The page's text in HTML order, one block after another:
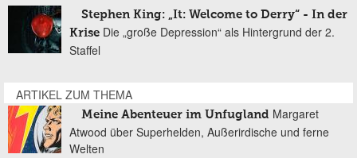
Stephen King: „It: Welcome to Derry“ - In der
Krise Die „große Depression“ als Hintergrund der 2.
Staffel
ARTIKEL ZUM THEMA
Meine Abenteuer im Unfugland Margaret
Atwood über Superhelden, Außerirdische und ferne
Welten